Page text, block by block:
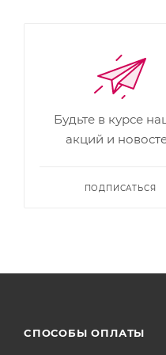
Будьте в курсе
акций и
ПОДПИСАТЬСЯ
CПОСОБЫ ОПЛАТЫ